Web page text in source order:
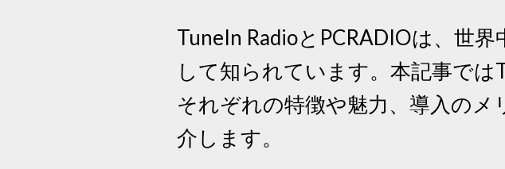
TuneIn RadioとPCRADIOは、世
して知られています。本記事では
それぞれの特徴や魅力、導入の
介します。